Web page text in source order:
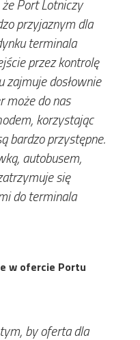
Port Lotniczy
przyjaznym dla
terminala
przez kontrolę
zajmuje dosłownie
może do nas
korzystając
bardzo przystępne.
autobusem,
się
do terminala
w ofercie Portu
by oferta dla